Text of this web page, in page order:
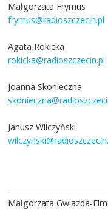
Małgorzata Frymus
frymus@radioszczecin.pl
Agata Rokicka
rokicka@radioszczecin.pl
Joanna Skonieczna
Janusz Wilczyński
Małgorzata Gwiazda-